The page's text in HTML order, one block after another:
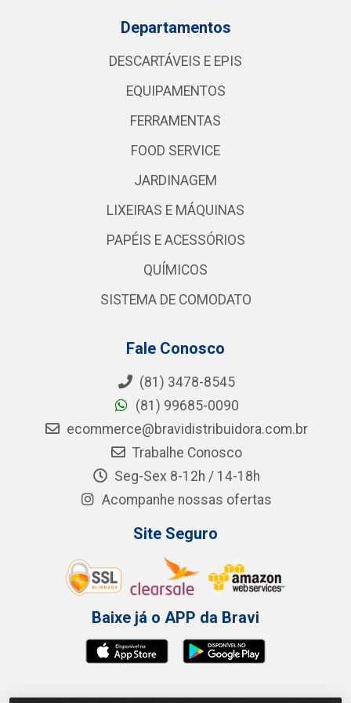
Departamentos
DESCARTÁVEIS E EPIS
EQUIPAMENTOS
FERRAMENTAS
FOOD SERVICE
JARDINAGEM
LIXEIRAS E MÁQUINAS
PAPÉIS E ACESSÓRIOS
QUÍMICOS
SISTEMA DE COMODATO
Fale Conosco
(81) 3478-8545
(81) 99685-0090
ecommerce@bravidistribuidora.com.br
Trabalhe Conosco
Seg-Sex 8-12h / 14-18h
Acompanhe nossas ofertas
Site Seguro
Baixe já o APP da Bravi